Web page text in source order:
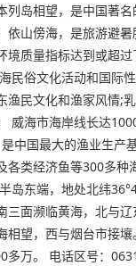
岛相望，是中国著名
山傍海，是旅游避暑
质量指标达到或超过
民俗文化活动和国际
民文化和渔家风情;乳
威海市海岸线长达
中国最大的渔业生产
各类经济鱼等300多种
岛东端，地处北纬
三面濒临黄海，北与
相望，西与烟台市接
多万。 电话区号：